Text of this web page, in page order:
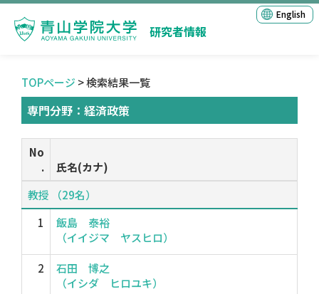
研究者情報
English
TOPページ > 検索結果一覧
専門分野：経済政策
No
.
氏名(カナ)
教授 （29名）
1
飯島 泰裕
（イイジマ ヤスヒロ）
2
石田 博之
（イシダ ヒロユキ）